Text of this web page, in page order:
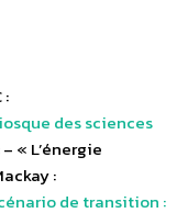
:
des sciences
– « L’énergie
:
de transition :